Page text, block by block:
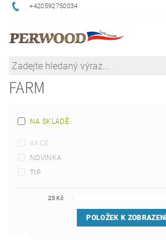
+420592750034
FARM
NA SKLADĚ
AKCE
NOVINKA
TIP
25Kč
POLOŽEK K